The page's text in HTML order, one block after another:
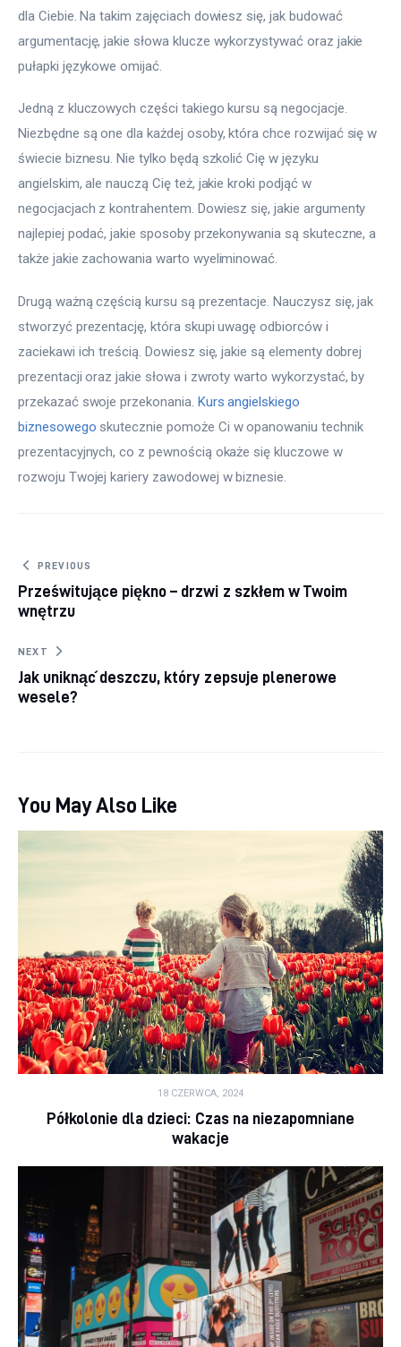
dla Ciebie. Na takim zajęciach dowiesz się, jak budować
argumentację, jakie słowa klucze wykorzystywać oraz jakie
pułapki językowe omijać.
Jedną z kluczowych części takiego kursu są negocjacje.
Niezbędne są one dla każdej osoby, która chce rozwijać się w
świecie biznesu. Nie tylko będą szkolić Cię w języku
angielskim, ale nauczą Cię też, jakie kroki podjąć w
negocjacjach z kontrahentem. Dowiesz się, jakie argumenty
najlepiej podać, jakie sposoby przekonywania są skuteczne, a
także jakie zachowania warto wyeliminować.
Drugą ważną częścią kursu są prezentacje. Nauczysz się, jak
stworzyć prezentację, która skupi uwagę odbiorców i
zaciekawi ich treścią. Dowiesz się, jakie są elementy dobrej
prezentacji oraz jakie słowa i zwroty warto wykorzystać, by
przekazać swoje przekonania. Kurs angielskiego
biznesowego skutecznie pomoże Ci w opanowaniu technik
prezentacyjnych, co z pewnością okaże się kluczowe w
rozwoju Twojej kariery zawodowej w biznesie.
Nawigacja wpisu
PREVIOUS
Prześwitujące piękno – drzwi z szkłem w Twoim
wnętrzu
NEXT
Jak uniknąć deszczu, który zepsuje plenerowe
wesele?
You May Also Like
18 CZERWCA, 2024
Półkolonie dla dzieci: Czas na niezapomniane
wakacje